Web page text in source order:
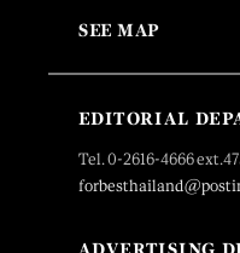
SEE MAP
EDITORIAL
Tel. 0-2616-4666